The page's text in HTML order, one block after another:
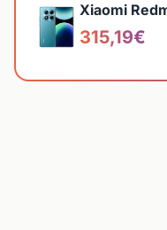
Xiaomi
315,19€